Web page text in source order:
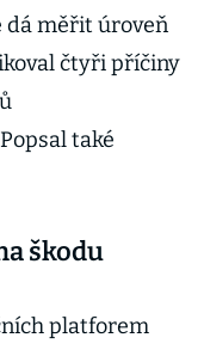
dá měřit úroveň
čtyři příčiny
také
škodu
platforem